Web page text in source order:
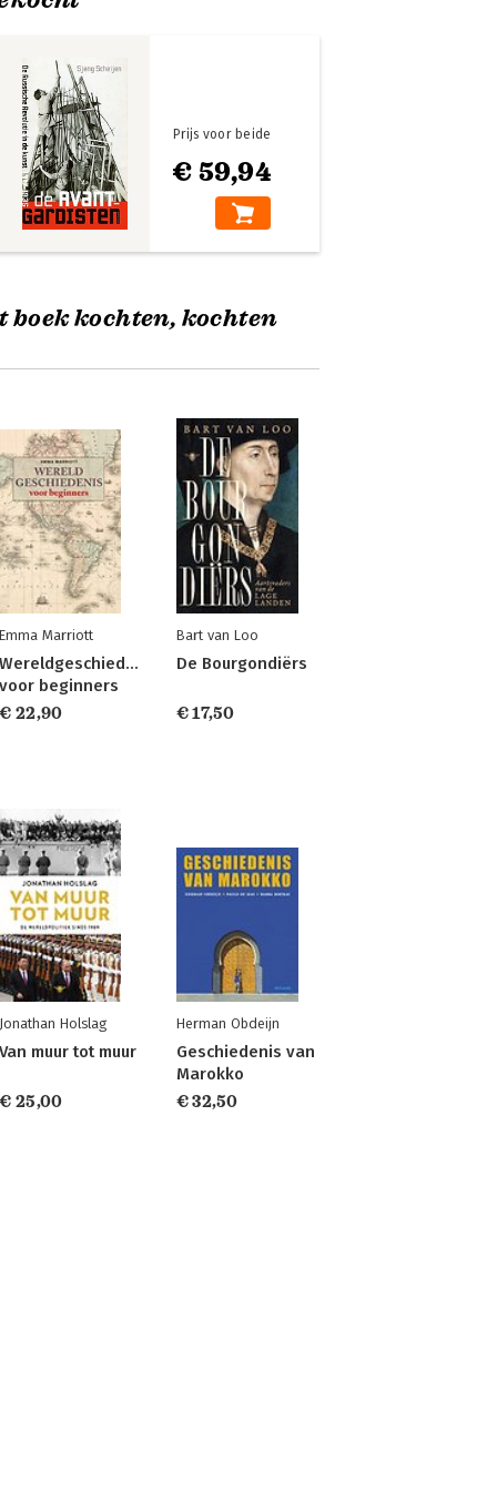
€ 59,94
Prijs voor beide
boek kochten, kochten
Emma Marriott
Wereldgeschiedenis
voor beginners
€ 22,90
Bart van Loo
De Bourgondiërs
€ 17,50
Jonathan Holslag
Van muur tot muur
€ 25,00
Herman Obdeijn
Geschiedenis van
Marokko
€ 32,50